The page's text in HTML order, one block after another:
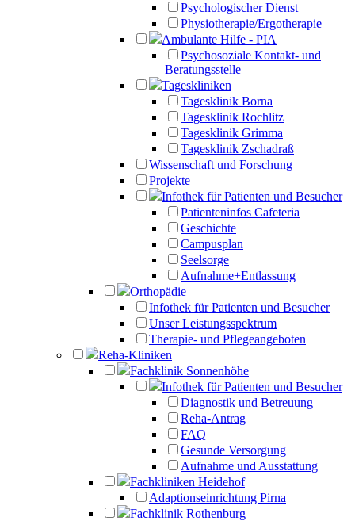
Psychologischer Dienst
Physiotherapie/Ergotherapie
Ambulante Hilfe - PIA
Psychosoziale Kontakt- und
Beratungsstelle
Tageskliniken
Tagesklinik Borna
Tagesklinik Rochlitz
Tagesklinik Grimma
Tagesklinik Zschadraß
Wissenschaft und Forschung
Projekte
Infothek für Patienten und Besucher
Patienteninfos Cafeteria
Geschichte
Campusplan
Seelsorge
Aufnahme+Entlassung
Orthopädie
Infothek für Patienten und Besucher
Unser Leistungsspektrum
Therapie- und Pflegeangeboten
Reha-Kliniken
Fachklinik Sonnenhöhe
Infothek für Patienten und Besucher
Diagnostik und Betreuung
Reha-Antrag
FAQ
Gesunde Versorgung
Aufnahme und Ausstattung
Fachkliniken Heidehof
Adaptionseinrichtung Pirna
Fachklinik Rothenburg